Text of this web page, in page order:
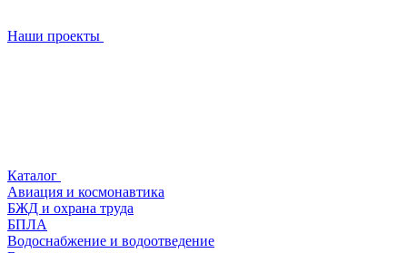
Наши проекты
Каталог
Авиация и космонавтика
БЖД и охрана труда
БПЛА
Водоснабжение и водоотведение